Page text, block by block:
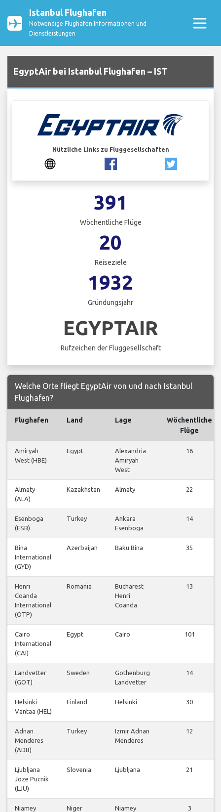
Istanbul Flughafen
Notwendige Flughafen Informationen und
Dienstleistungen
EgyptAir bei Istanbul Flughafen – IST
Nützliche Links zu Fluggesellschaften
391
Wöchentliche Flüge
20
Reiseziele
1932
Gründungsjahr
EGYPTAIR
Rufzeichen der Fluggesellschaft
Welche Orte fliegt EgyptAir von und nach Istanbul
Flughafen?
Flughafen Land Lage
Wöchentliche
Flüge
Amiryah
West (HBE)
Egypt
Alexandria
Amiryah
West
16
Almaty
(ALA)
Kazakhstan Almaty 22
Esenboga
(ESB)
Turkey
Ankara
Esenboga
14
Bina
International
(GYD)
Azerbaijan Baku Bina 35
Henri
Coanda
International
(OTP)
Romania
Bucharest
Henri
Coanda
13
Cairo
International
(CAI)
Egypt Cairo 101
Landvetter
(GOT)
Sweden
Gothenburg
Landvetter
14
Helsinki
Vantaa (HEL)
Finland Helsinki 30
Adnan
Menderes
(ADB)
Turkey
Izmir Adnan
Menderes
12
Ljubljana
Joze Pucnik
(LJU)
Slovenia Ljubljana 21
Niamey
Niger Niamey 3